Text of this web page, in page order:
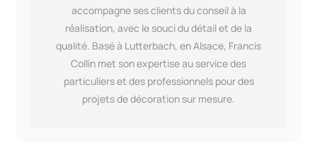
accompagne ses clients du conseil à la
réalisation, avec le souci du détail et de la
qualité. Basé à Lutterbach, en Alsace, Francis
Collin met son expertise au service des
particuliers et des professionnels pour des
projets de décoration sur mesure.